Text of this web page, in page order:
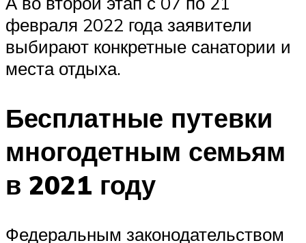
февраля 2022 года заявители
выбирают конкретные санатории и
места отдыха.
Бесплатные путевки
многодетным семьям
в 2021 году
Федеральным законодательством